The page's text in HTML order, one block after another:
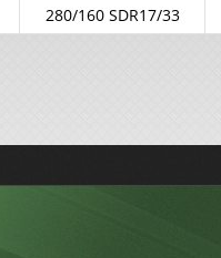
280/160 SDR17/33